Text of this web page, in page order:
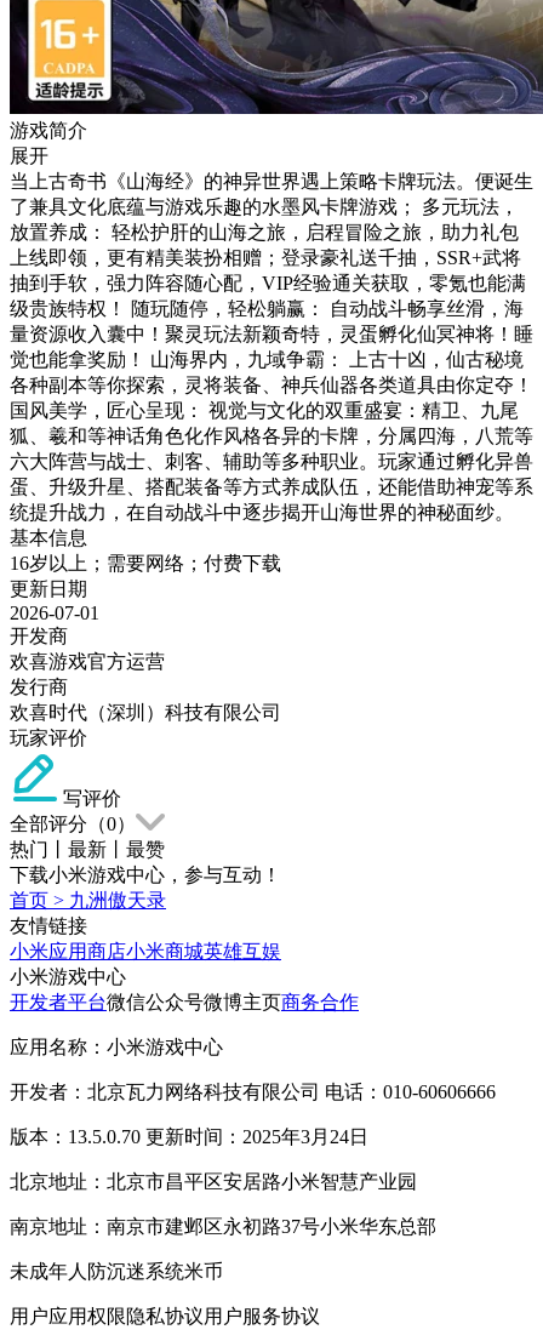
游戏简介
展开
当上古奇书《山海经》的神异世界遇上策略卡牌玩法。便诞生
了兼具文化底蕴与游戏乐趣的水墨风卡牌游戏； 多元玩法，
放置养成： 轻松护肝的山海之旅，启程冒险之旅，助力礼包
上线即领，更有精美装扮相赠；登录豪礼送千抽，SSR+武将
抽到手软，强力阵容随心配，VIP经验通关获取，零氪也能满
级贵族特权！ 随玩随停，轻松躺赢： 自动战斗畅享丝滑，海
量资源收入囊中！聚灵玩法新颖奇特，灵蛋孵化仙冥神将！睡
觉也能拿奖励！ 山海界内，九域争霸： 上古十凶，仙古秘境
各种副本等你探索，灵将装备、神兵仙器各类道具由你定夺！
国风美学，匠心呈现： 视觉与文化的双重盛宴：精卫、九尾
狐、羲和等神话角色化作风格各异的卡牌，分属四海，八荒等
六大阵营与战士、刺客、辅助等多种职业。玩家通过孵化异兽
蛋、升级升星、搭配装备等方式养成队伍，还能借助神宠等系
统提升战力，在自动战斗中逐步揭开山海世界的神秘面纱。
基本信息
16岁以上；需要网络；付费下载
更新日期
2026-07-01
开发商
欢喜游戏官方运营
发行商
欢喜时代（深圳）科技有限公司
玩家评价
写评价
全部评分（0）
热门
最新
最赞
下载小米游戏中心，参与互动！
首页 > 九洲傲天录
友情链接
小米应用商店小米商城英雄互娱
小米游戏中心
开发者平台微信公众号微博主页商务合作
应用名称：小米游戏中心
开发者：北京瓦力网络科技有限公司 电话：010-60606666
版本：13.5.0.70 更新时间：2025年3月24日
北京地址：北京市昌平区安居路小米智慧产业园
南京地址：南京市建邺区永初路37号小米华东总部
未成年人防沉迷系统米币
用户应用权限隐私协议用户服务协议